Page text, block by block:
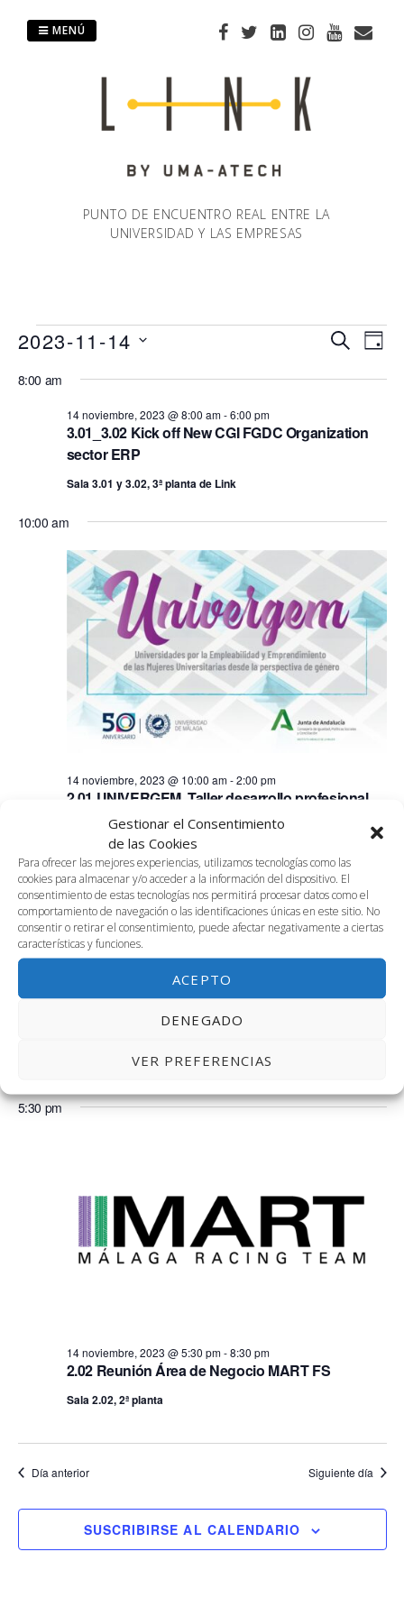
Gestionar el Consentimiento
de las Cookies
Para ofrecer las mejores experiencias, utilizamos tecnologías como las
cookies para almacenar y/o acceder a la información del dispositivo. El
consentimiento de estas tecnologías nos permitirá procesar datos como el
comportamiento de navegación o las identificaciones únicas en este sitio. No
consentir o retirar el consentimiento, puede afectar negativamente a ciertas
características y funciones.
ACEPTO
DENEGADO
VER PREFERENCIAS
PUNTO DE ENCUENTRO REAL ENTRE LA
UNIVERSIDAD Y LAS EMPRESAS
MENÚ
Eventos
en
noviembre,
2023
de
vistas
de
BUSCAR
de
DÍA
2023-11-14
la
8:00 am
3.01_3.02 Kick off New CGI FGDC Organization
sector ERP
14 noviembre, 2023 @ 8:00 am-6:00 pm
Sala 3.01 y 3.02, 3ª planta de Link
10:00 am
2.01.UNIVERGEM. Taller desarrollo profesional
14 noviembre, 2023 @ 10:00 am-2:00 pm
Sala 2.01, Segunda PlantaAvenida Louis Pasteur, 47, Málaga
10:30 am
S.A. Competencias Transversales
14 noviembre, 2023 @ 10:30 am -1:30 pm
Salón de Actos. Planta Baja
14 noviembre, 2023 @ 3:30 pm-6:00 pm
Coworking, 4ª planta de Link by UMA
5:30 pm
2.02 Reunión Área de Negocio MART FS
14 noviembre, 2023 @ 5:30 pm-8:30 pm
Sala 2.02, 2ª planta
Día anterior Siguiente día
SUSCRIBIRSE AL CALENDARIO